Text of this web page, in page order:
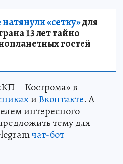
«сетку»для
13 лет тайно
гостей
– Кострома» в
и Вконтакте. А
интересного
тему для
чат-бот